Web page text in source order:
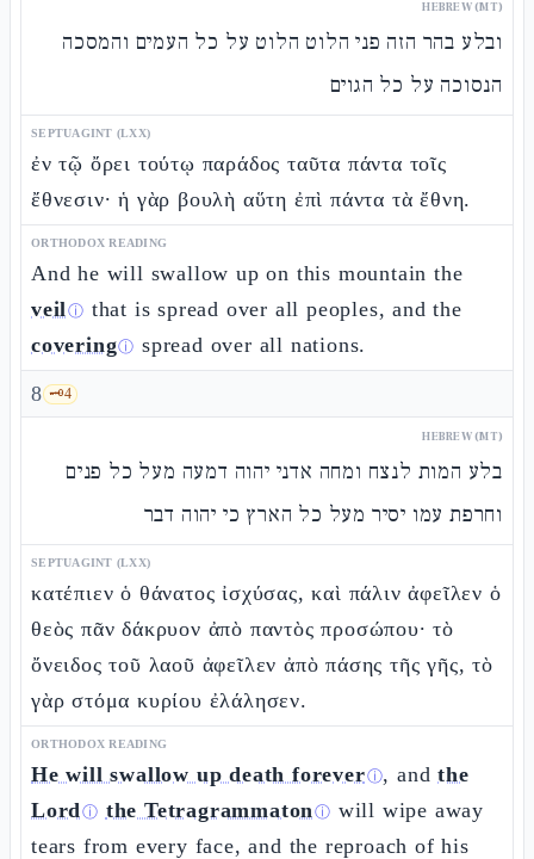
HEBREW (MT)
ובלע בהר הזה פני הלוט הלוט על כל העמים והמסכה
הנסוכה על כל הגוים
SEPTUAGINT (LXX)
ἐν τῷ ὄρει τούτῳ παράδος ταῦτα πάντα τοῖς
ἔθνεσιν· ἡ γὰρ βουλὴ αὕτη ἐπὶ πάντα τὰ ἔθνη.
ORTHODOX READING
And he will swallow up on this mountain the
veilⓘ that is spread over all peoples, and the
coveringⓘ spread over all nations.
8 🗝️4
HEBREW (MT)
בלע המות לנצח ומחה אדני יהוה דמעה מעל כל פנים
וחרפת עמו יסיר מעל כל הארץ כי יהוה דבר
SEPTUAGINT (LXX)
κατέπιεν ὁ θάνατος ἰσχύσας, καὶ πάλιν ἀφεῖλεν ὁ
θεὸς πᾶν δάκρυον ἀπὸ παντὸς προσώπου· τὸ
ὄνειδος τοῦ λαοῦ ἀφεῖλεν ἀπὸ πάσης τῆς γῆς, τὸ
γὰρ στόμα κυρίου ἐλάλησεν.
ORTHODOX READING
He will swallow up death foreverⓘ, andthe
Lordⓘ the Tetragrammatonⓘ will wipe away
tears from every face, and the reproach of his